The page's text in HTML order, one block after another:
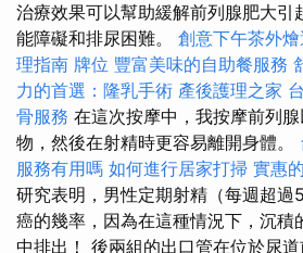
治療效果可以幫助緩解前列腺肥大引
能障礙和排尿困難。 創意下午茶外
理指南 牌位 豐富美味的自助餐服務
力的首選：隆乳手術 產後護理之家
骨服務 在這次按摩中，我按摩前列
物，然後在射精時更容易離開身體。
服務有用嗎 如何進行居家打掃 實惠
研究表明，男性定期射精（每週超過
癌的幾率，因為在這種情況下，沉積
中排出！ 後兩組的出口管在位於尿